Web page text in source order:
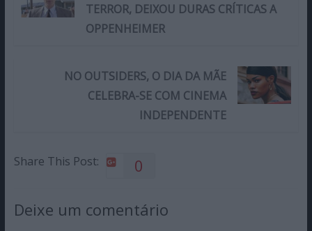
TERROR, DEIXOU DURAS CRÍTICAS A
OPPENHEIMER
NO OUTSIDERS, O DIA DA MÃE
CELEBRA-SE COM CINEMA
INDEPENDENTE
Share This Post: 0
Deixe um comentário